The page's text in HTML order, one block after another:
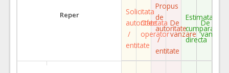
Reper
Solicitata
autoritate
/
entitate
Ofertata
operator
Propus
de
autoritate
/
entitate
De
vanzare
Estimata
cumparare
directa
De
vanzare